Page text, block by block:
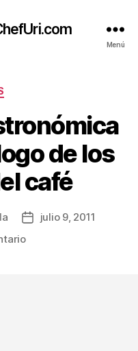
Menú
de los
café
Fechajulio 9, 2011
en